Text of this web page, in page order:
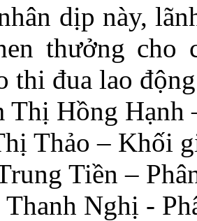
dịp này,
thưởng cho
thi đua lao
Thị Hồng
Thảo – Khối
Tiền –
Nghị -